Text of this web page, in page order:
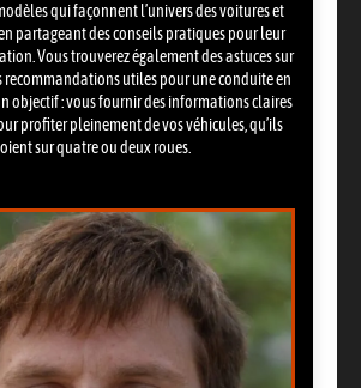
qui façonnent l’univers des voitures et
partageant des conseils pratiques pour leur
Vous trouverez également des astuces sur
recommandations utiles pour une conduite en
objectif : vous fournir des informations claires
profiter pleinement de vos véhicules, qu’ils
sur quatre ou deux roues.